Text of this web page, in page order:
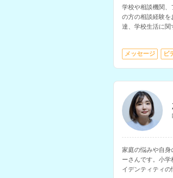
学校や相談機関
の方の相談経験を
達、学校生活に関
メッセージ ビ
家庭の悩みや自身
ーさんです。小
イデンティティ